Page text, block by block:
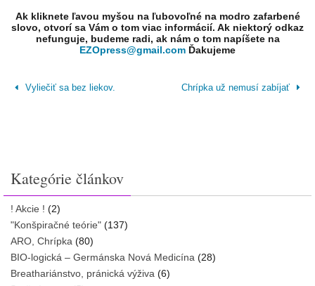
Ak kliknete ľavou myšou na ľubovoľné na modro zafarbené
slovo, otvorí sa Vám o tom viac informácií. Ak niektorý odkaz
nefunguje, budeme radi, ak nám o tom napíšete na
EZOpress@gmail.com Ďakujeme
Vyliečiť sa bez liekov. Chrípka už nemusí zabíjať
Kategórie článkov
! Akcie ! (2)
"Konšpiračné teórie" (137)
ARO, Chrípka (80)
BIO-logická – Germánska Nová Medicína (28)
Breathariánstvo, pránická výživa (6)